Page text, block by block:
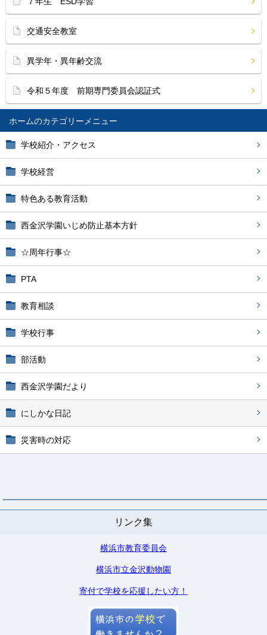
ホーム
学校紹介・アクセス
学校経営
特色ある教育活動
西金沢学園いじめ防止基本方針
☆周年行事☆
PTA
教育相談
学校行事
部活動
西金沢学園だより
にしかな日記
災害時の対応
リンク集
横浜市教育委員会
横浜市立金沢動物園
寄付で学校を応援したい方！
交通安全教室
異学年・異年齢交流
令和５年度 前期専門委員会認証式